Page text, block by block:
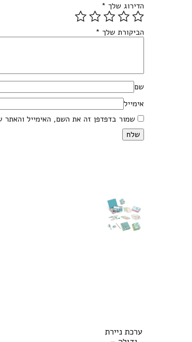
הדירוג שלך *
הביקורת שלך *
שם
אימייל
שמור בדפדפן זה את השם, האימייל
ערכת ניירת